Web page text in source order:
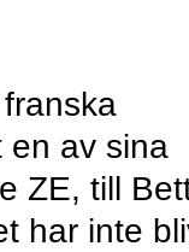
en av sina
ZE, till
har inte